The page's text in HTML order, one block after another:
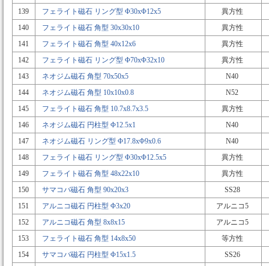
139
フェライト磁石 リング型 Φ30xΦ12x5
異方性
140
フェライト磁石 角型 30x30x10
異方性
141
フェライト磁石 角型 40x12x6
異方性
142
フェライト磁石 リング型 Φ70xΦ32x10
異方性
143
ネオジム磁石 角型 70x50x5
N40
144
ネオジム磁石 角型 10x10x0.8
N52
145
フェライト磁石 角型 10.7x8.7x3.5
異方性
146
ネオジム磁石 円柱型 Φ12.5x1
N40
147
ネオジム磁石 リング型 Φ17.8xΦ9x0.6
N40
148
フェライト磁石 リング型 Φ30xΦ12.5x5
異方性
149
フェライト磁石 角型 48x22x10
異方性
150
サマコバ磁石 角型 90x20x3
SS28
151
アルニコ磁石 円柱型 Φ3x20
アルニコ5
152
アルニコ磁石 角型 8x8x15
アルニコ5
153
フェライト磁石 角型 14x8x50
等方性
154
サマコバ磁石 円柱型 Φ15x1.5
SS26